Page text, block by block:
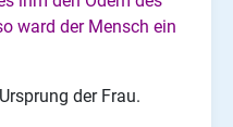
ward der Mensch ein
der Frau.